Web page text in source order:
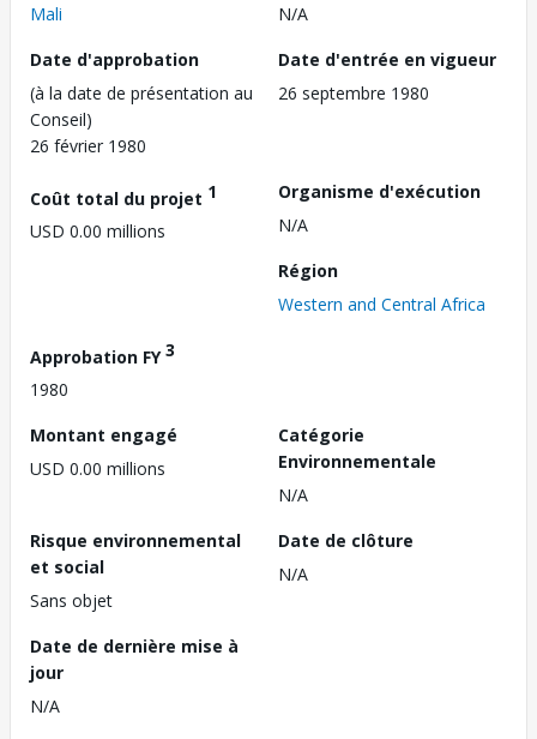
Mali
N/A
Date d'approbation
(à la date de présentation au
Conseil)
26 février 1980
Date d'entrée en vigueur
26 septembre 1980
Coût total du projet 1
USD 0.00 millions
Organisme d'exécution
N/A
Région
Western and Central Africa
Approbation FY3
1980
Montant engagé
USD 0.00 millions
Catégorie
Environnementale
N/A
Risque environnemental
et social
Sans objet
Date de clôture
N/A
Date de dernière mise à
jour
N/A